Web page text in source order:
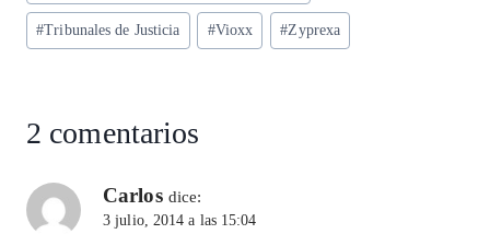
#Tribunales de Justicia #Vioxx #Zyprexa
2 comentarios
Carlos dice:
3 julio, 2014 a las 15:04